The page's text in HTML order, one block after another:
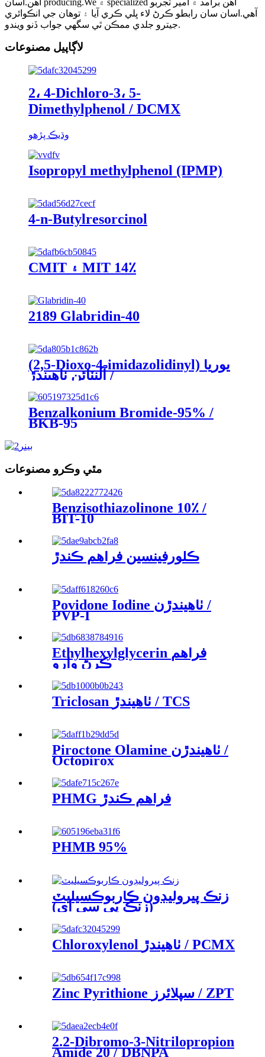
آهي.اسان سان رابطو ڪرڻ لاء ڀلي ڪري آيا ۽ توهان جي انڪوائري
جيترو جلدي ممڪن ٿي سگهي جواب ڏنو ويندو.
لاڳاپيل مصنوعات
2، 4-Dichloro-3، 5-
Dimethylphenol / DCMX
وڌيڪ پڙهو
Isopropyl methylphenol (IPMP)
4-n-Butylresorcinol
CMIT ۽ MIT 14٪
2189 Glabridin-40
(2,5-Dioxo-4-imidazolidinyl) يوريا
/ آلنٽائن ٺاهيندڙ
Benzalkonium Bromide-95% /
BKB-95
مٿي وڪرو مصنوعات
Benzisothiazolinone 10٪ /
BIT-10
ڪلورفينسين فراهم ڪندڙ
Povidone Iodine ٺاهيندڙن /
PVP-I
Ethylhexylglycerin فراهم
ڪرڻ وارو
Triclosan ٺاهيندڙ / TCS
Piroctone Olamine ٺاهيندڙن /
Octopirox
PHMG فراهم ڪندڙ
PHMB 95%
زنڪ پيروليڊون ڪاربوڪسيليٽ
(زنڪ پي سي اي)
Chloroxylenol ٺاهيندڙ / PCMX
Zinc Pyrithione سپلائرز / ZPT
2.2-Dibromo-3-Nitrilopropion
Amide 20 / DBNPA